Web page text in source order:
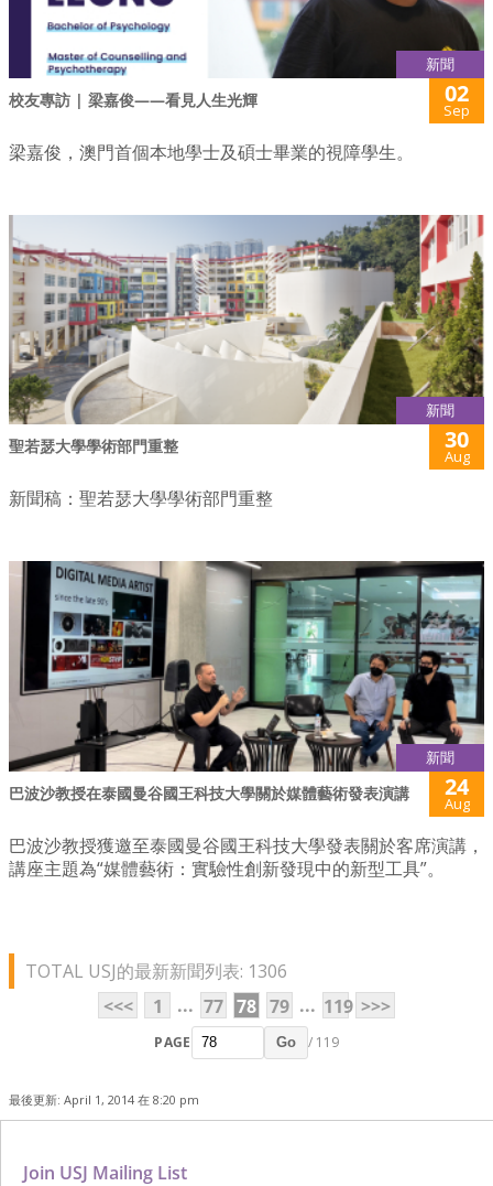
新聞
校友專訪 | 梁嘉俊——看見人生光輝 02
Sep
梁嘉俊，澳門首個本地學士及碩士畢業的視障學生。
新聞
聖若瑟大學學術部門重整 30
Aug
新聞稿：聖若瑟大學學術部門重整
新聞
巴波沙教授在泰國曼谷國王科技大學關於媒體藝術發表演講 24
Aug
巴波沙教授獲邀至泰國曼谷國王科技大學發表關於客席演講，
講座主題為“媒體藝術：實驗性創新發現中的新型工具”。
TOTAL USJ的最新新聞列表: 1306
<<<
1 ... 77 78 79 ... 119 >>>
PAGE Go / 119
最後更新: April 1, 2014 在 8:20 pm
Join USJ Mailing List